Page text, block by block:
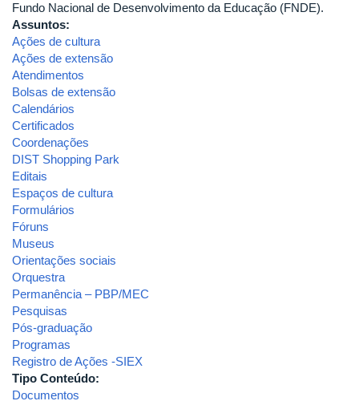
Fundo Nacional de Desenvolvimento da Educação (FNDE).
Assuntos:
Ações de cultura
Ações de extensão
Atendimentos
Bolsas de extensão
Calendários
Certificados
Coordenações
DIST Shopping Park
Editais
Espaços de cultura
Formulários
Fóruns
Museus
Orientações sociais
Orquestra
Permanência – PBP/MEC
Pesquisas
Pós-graduação
Programas
Registro de Ações -SIEX
Tipo Conteúdo:
Documentos